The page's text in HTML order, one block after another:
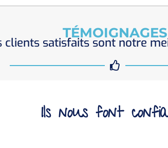
TÉMOIGNAGES
clients satisfaits sont notre
Ils nous font